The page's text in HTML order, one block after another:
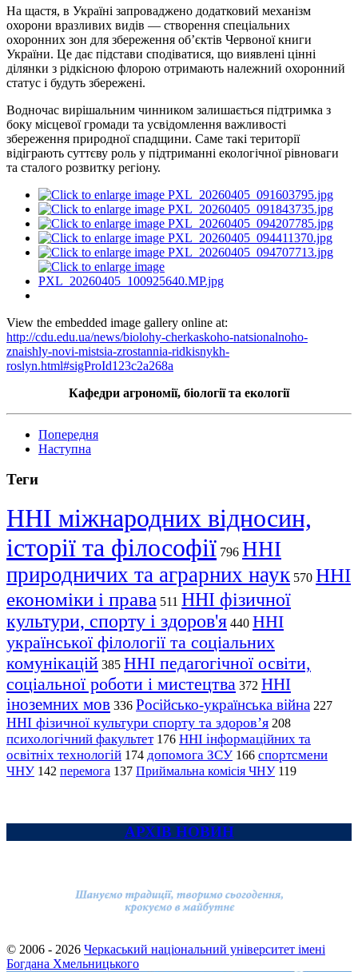
На щастя, в Україні запроваджено додатковий механізм
охорони вразливих видів — створення спеціальних
охоронних зон для збереження об’єктів Червоної книги
України. Це дає підстави сподіватися, що виявлені цінні
ділянки з рідкісною флорою отримають належний охоронний
статус і будуть збережені.
Водночас вирішальним чинником залишається підтримка з
боку місцевої громади та усвідомлення важливості
збереження природної спадщини. Саме такі території
відіграють суттєву роль у підтриманні екологічної рівноваги
та сталого розвитку регіону.
View the embedded image gallery online at:
http://cdu.edu.ua/news/biolohy-cherkaskoho-natsionalnoho-
znaishly-novi-mistsia-zrostannia-ridkisnykh-
roslyn.html#sigProId123c2a268a
Кафедри агрономії, біології та екології
Попередня
Наступна
Теги
ННІ міжнародних відносин,
історії та філософії 796 ННІ
природничих та аграрних наук 570 ННІ
економіки і права 511 ННІ фізичної
культури, спорту і здоров'я 440 ННІ
української філології та соціальних
комунікацій 385 ННІ педагогічної освіти,
соціальної роботи і мистецтва 372 ННІ
іноземних мов 336 Російсько-українська війна 227
ННІ фізичної культури спорту та здоров’я 208
психологічний факультет 176 ННІ інформаційних та
освітніх технологій 174 допомога ЗСУ 166 спортсмени
ЧНУ 142 перемога 137 Приймальна комісія ЧНУ 119
АРХІВ НОВИН
© 2006 - 2026 Черкаський національний університет імені
Богдана Хмельницького